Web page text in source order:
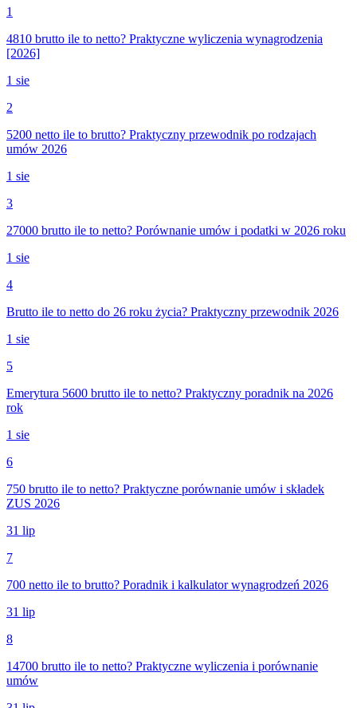
1
4810 brutto ile to netto? Praktyczne wyliczenia wynagrodzenia
[2026]
1 sie
2
5200 netto ile to brutto? Praktyczny przewodnik po rodzajach
umów 2026
1 sie
3
27000 brutto ile to netto? Porównanie umów i podatki w 2026 roku
1 sie
4
Brutto ile to netto do 26 roku życia? Praktyczny przewodnik 2026
1 sie
5
Emerytura 5600 brutto ile to netto? Praktyczny poradnik na 2026
rok
1 sie
6
750 brutto ile to netto? Praktyczne porównanie umów i składek
ZUS 2026
31 lip
7
700 netto ile to brutto? Poradnik i kalkulator wynagrodzeń 2026
31 lip
8
14700 brutto ile to netto? Praktyczne wyliczenia i porównanie
umów